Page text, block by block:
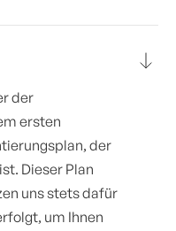
der
ersten
der
Dieser Plan
uns stets dafür
um Ihnen